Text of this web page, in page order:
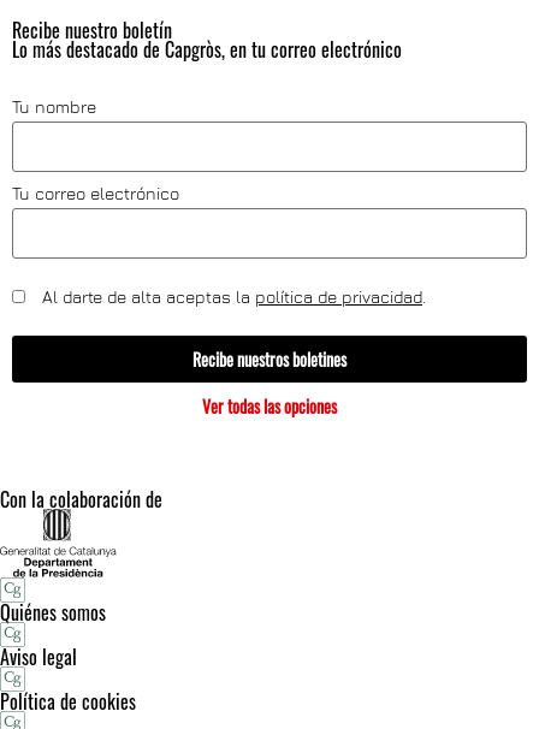
Recibe nuestro boletín
Lo más destacado de Capgròs, en tu correo electrónico
Tu nombre
Tu correo electrónico
Al darte de alta aceptas la política de privacidad
Recibe nuestros boletines
Ver todas las opciones
Con la colaboración de
Quiénes somos
Aviso legal
Política de cookies